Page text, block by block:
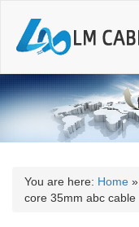
You are here: Home »
core 35mm abc cable